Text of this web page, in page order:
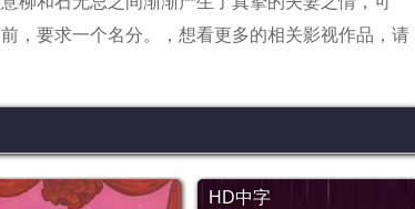
，要求一个名分。
，想看更多的相关影视作品，请
HD中字